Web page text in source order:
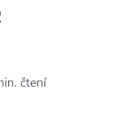
čtení